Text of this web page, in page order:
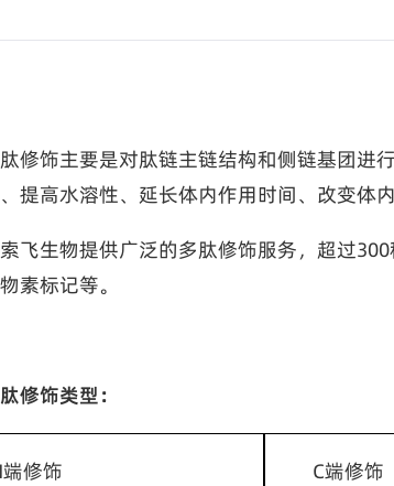
修饰主要是对肽链主链结构和侧链基团进
提高水溶性、延长体内作用时间、改变体
飞生物提供广泛的多肽修饰服务，超过
素标记等。
修饰类型：
修饰 C端修饰